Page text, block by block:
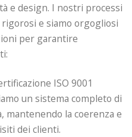
e design. I nostri processi
e siamo orgogliosi
per garantire
ISO 9001
un sistema completo di
mantenendo la coerenza e
dei clienti.